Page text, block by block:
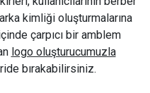
kimliği oluşturmalarına
çarpıcı bir amblem
logo oluşturucumuzla
bırakabilirsiniz.